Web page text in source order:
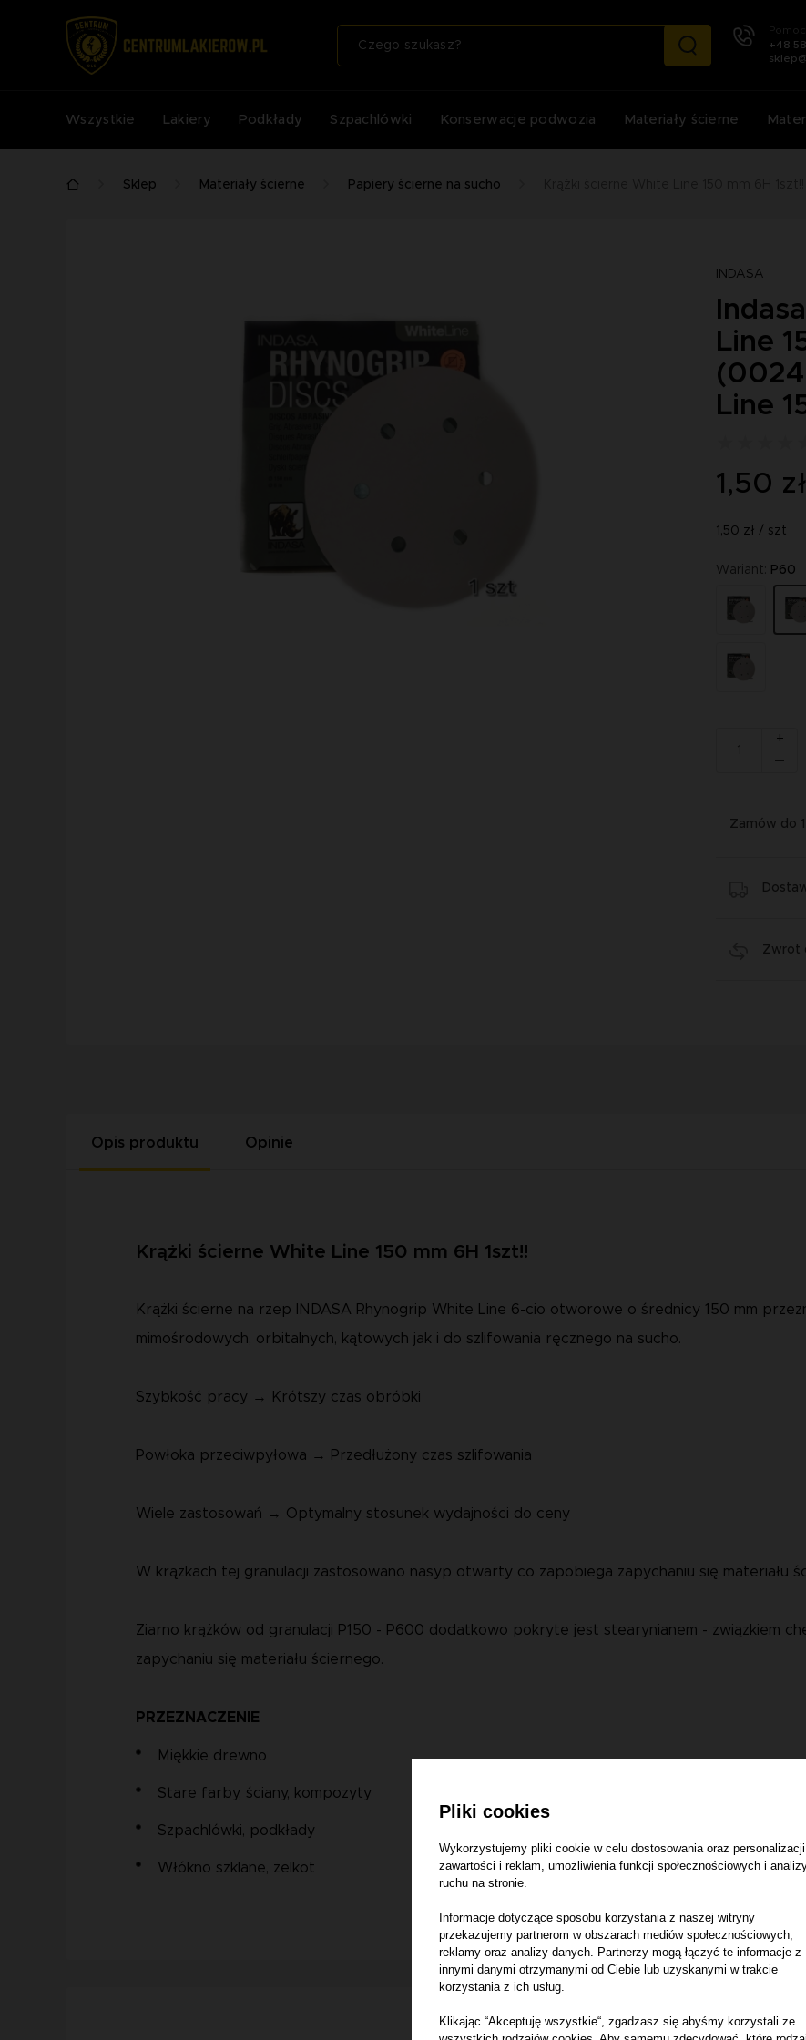
+48
Wszystkie Lakiery Podkłady Szpachlówki Konserwacje podwozia Materiały ścierne
Sklep Materiały ścierne Papiery ścierne na sucho
INDASA
Line
Line
1,50 zł
1,50 zł / szt
Wariant: P60
+
Zamów do
Zwrot
Opis produktu Opinie
Krążki ścierne White Line 150 mm 6H 1szt!!
Krążki ścierne na rzep INDASA Rhynogrip White Line 6-cio otworowe o średnicy 150 mm
mimośrodowych, orbitalnych, kątowych jak i do szlifowania ręcznego na sucho.
Szybkość pracy → Krótszy czas obróbki
Powłoka przeciwpyłowa → Przedłużony czas szlifowania
Wiele zastosowań → Optymalny stosunek wydajności do ceny
W krążkach tej granulacji zastosowano nasyp otwarty co zapobiega zapychaniu się materiału
Ziarno krążków od granulacji P150 - P600 dodatkowo pokryte jest stearynianem - związkiem
zapychaniu się materiału ściernego.
PRZEZNACZENIE
Miękkie drewno
Stare farby, ściany, kompozyty
Szpachlówki, podkłady
Włókno szklane, żelkot
Pliki cookies
Wykorzystujemy pliki cookie w celu dostosowania oraz personalizacji
zawartości i reklam, umożliwienia funkcji społecznościowych i
ruchu na stronie.
Informacje dotyczące sposobu korzystania z naszej witryny
przekazujemy partnerom w obszarach mediów społecznościowych,
reklamy oraz analizy danych. Partnerzy mogą łączyć te informacje z
innymi danymi otrzymanymi od Ciebie lub uzyskanymi w trakcie
korzystania z ich usług.
Klikając “Akceptuję wszystkie“, zgadzasz się abyśmy korzystali ze